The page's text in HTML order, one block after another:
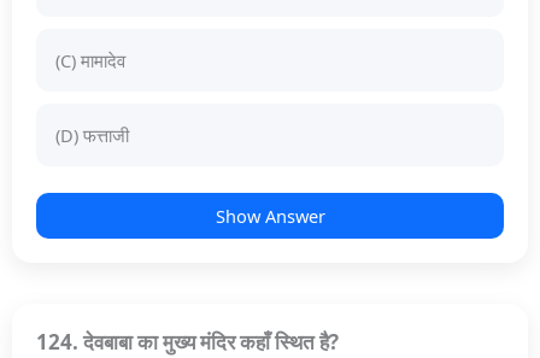
(C) मामादेव
(D) फत्ताजी
Show Answer
124. देवबाबा का मुख्य मंदिर कहाँ स्थित है?